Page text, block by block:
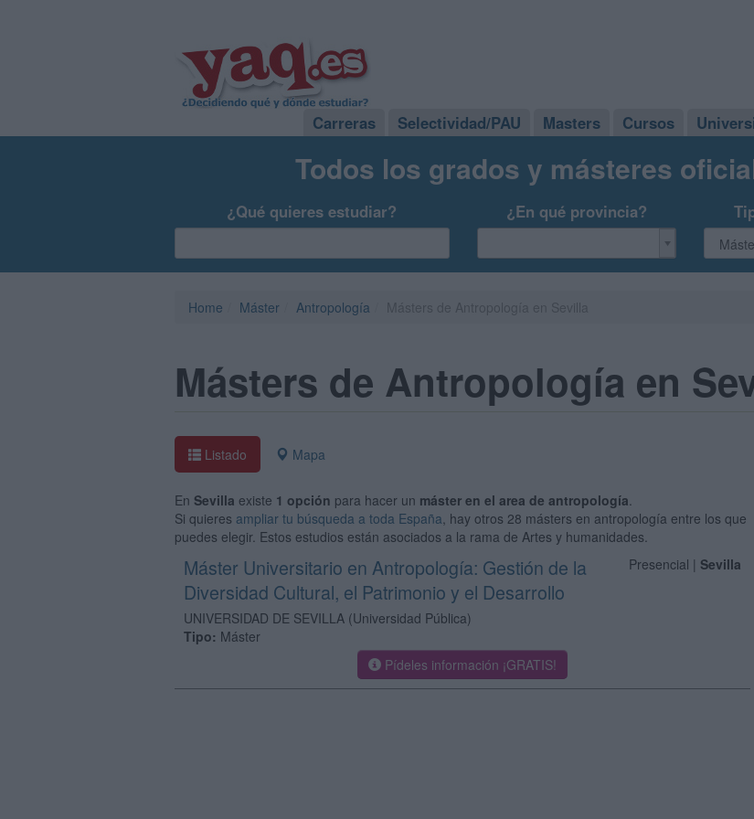
Carreras Selectividad/PAU Masters Cursos
Todos los grados y másteres
¿Qué quieres estudiar? ¿En qué provincia?
Home Máster Antropología
Másters de Antropología en
Listado Mapa
En Sevilla existe 1 opción para hacer un máster en el area de antropología.
Si quieres ampliar tu búsqueda a toda España, hay otros 28 másters en antropología entre los que
puedes elegir. Estos estudios están asociados a la rama de Artes y humanidades.
Presencial | Sevilla
Máster Universitario en Antropología: Gestión de la
Diversidad Cultural, el Patrimonio y el Desarrollo
UNIVERSIDAD DE SEVILLA (Universidad Pública)
Tipo: Máster
Pídeles información ¡GRATIS!